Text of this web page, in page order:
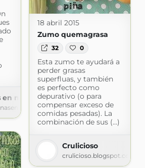
en mi cocina
18 abril 2015
Zumo quemagrasa
32 0
Esta zumo te ayudará a
perder grasas
superfluas, y también
es perfecto como
depurativo (o para
compensar exceso de
comidas pesadas). La
combinación de sus (...)
Crulicioso
crulicioso.blogspot.com